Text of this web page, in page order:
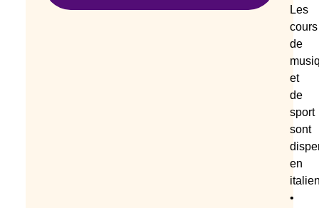
Les
cours
de
et
de
sport
sont
en
•